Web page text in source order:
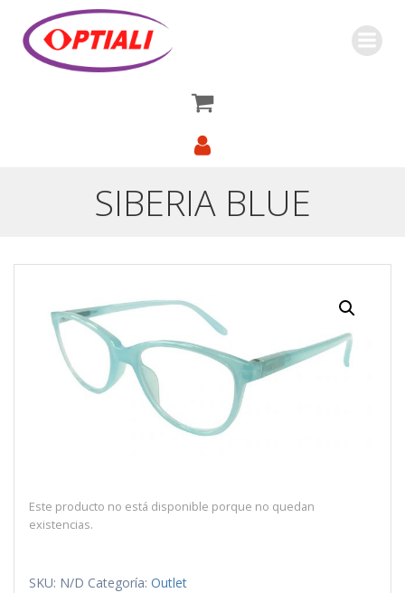
contenido
SIBERIA BLUE
Este producto no está disponible porque no quedan
existencias.
SKU: N/D Categoría: Outlet